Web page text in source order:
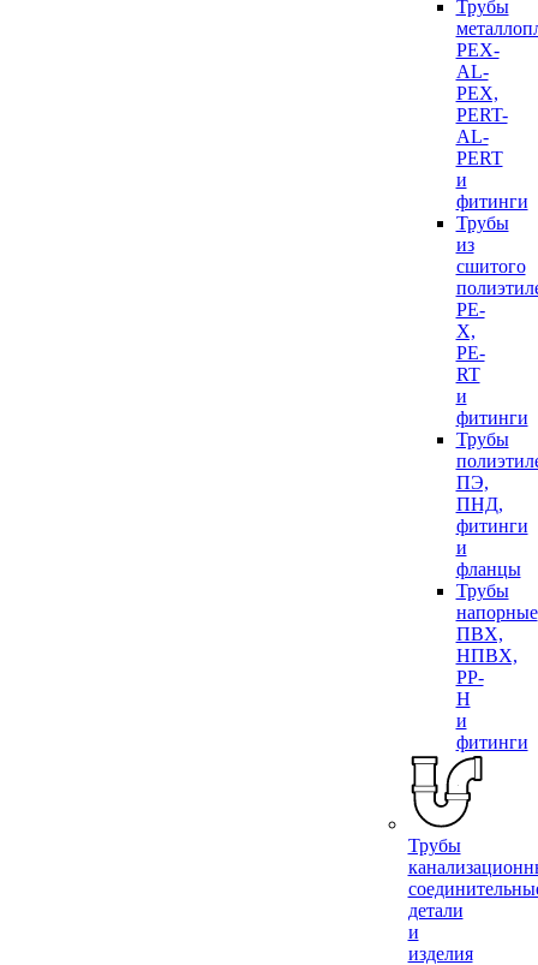
Трубы
PEX-
AL-
PEX,
PERT-
AL-
PERT
и
фитинги
Трубы
из
сшитого
PE-
X,
PE-
RT
и
фитинги
Трубы
ПЭ,
ПНД,
фитинги
и
фланцы
Трубы
напорные
ПВХ,
НПВХ,
PP-
H
и
фитинги
Трубы
детали
и
изделия